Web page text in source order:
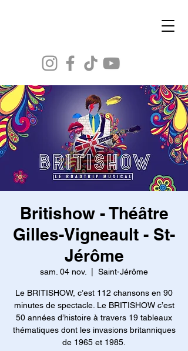
Tommy Demers
Britishow - Théâtre
Gilles-Vigneault - St-
Jérôme
sam. 04 nov. Saint-Jérôme
Le BRITISHOW, c’est 112 chansons en 90
minutes de spectacle. Le BRITISHOW c’est
50 années d’histoire à travers 19 tableaux
thématiques dont les invasions britanniques
de 1965 et 1985.